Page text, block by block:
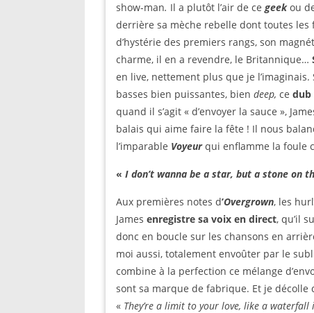
show-man. Il a plutôt l’air de ce geekou
derrière sa mèche rebelle dont toutes
d’hystérie des premiers rangs, son
charme, il en a revendre, le Britannique…
en live, nettement plus que je
basses bien puissantes, bien deep, ce dub
quand il s’agit « d’envoyer la sauce »,
balais qui aime faire la fête ! Il nous
l’imparable Voyeur qui enflamme la foule
« I don’t wanna be a star, but a stone on
Aux premières notes d’Overgrown, les
James enregistre sa voix en direct, qu’il
donc en boucle sur les chansons en
moi aussi, totalement envoûter par le
combine à la perfection ce mélange
sont sa marque de fabrique. Et je décolle
« They’re a limit to your love, like a